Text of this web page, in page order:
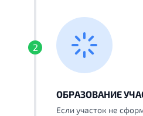
2
ОБРАЗОВАНИЕ
Если участок не